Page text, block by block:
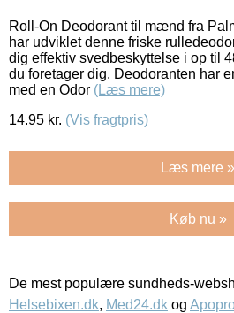
Roll-On Deodorant til mænd fra
har udviklet denne friske
dig effektiv svedbeskyttelse i op til
du foretager dig. Deodoranten har
med en Odor (Læs mere)
14.95 kr. (Vis fragtpris)
Læs mere »
Køb nu »
De mest populære sundheds-
Helsebixen.dk, Med24.dk og